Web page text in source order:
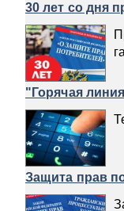
30 лет со дня
"Горячая
Защита прав